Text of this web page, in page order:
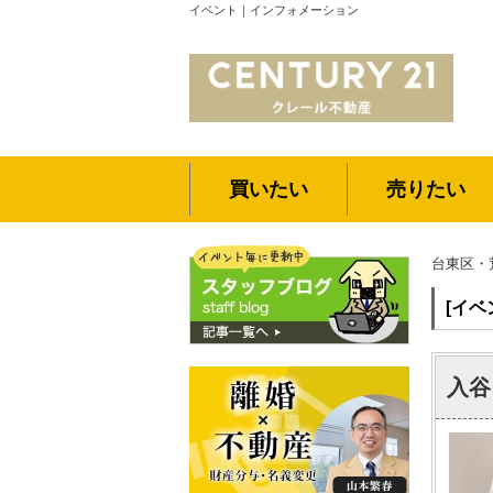
イベント｜インフォメーション
買いたい 売りたい
台東区
[イベ
入